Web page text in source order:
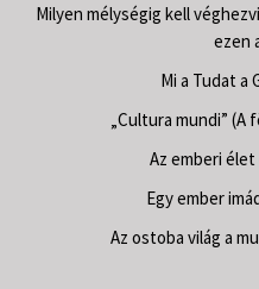
Milyen mélységig kell
ezen
Mi a Tudat a
„Cultura mundi” (A
Az emberi
Egy ember
Az ostoba világ a